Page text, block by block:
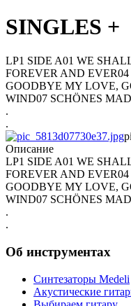
SINGLES +
LP1 SIDE A01 WE
FOREVER AND
GOODBYE MY LOVE,
WIND07 SCHÖNES
.
.
Описание
LP1 SIDE A01 WE
FOREVER AND
GOODBYE MY LOVE,
WIND07 SCHÖNES
.
.
Об инструментах
Синтезаторы Мedeli
Акустические